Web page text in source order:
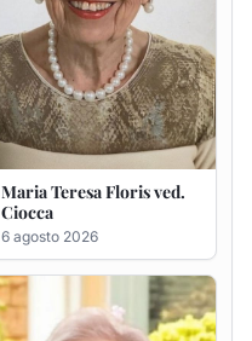
Maria Teresa Floris ved.
Ciocca
6 agosto 2026